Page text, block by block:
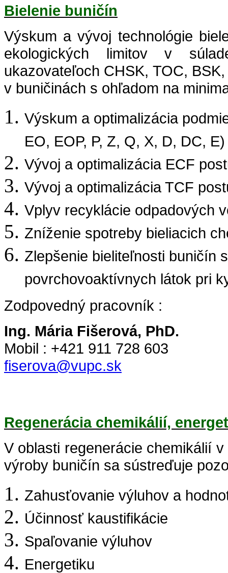
Bielenie buničín
Výskum a vývoj technológie
ekologických limitov v
ukazovateľoch CHSK, TOC,
v buničinách s ohľadom na
Výskum a optimalizácia
EO, EOP, P, Z, Q, X, D, DC, E)
Vývoj a optimalizácia ECF
Vývoj a optimalizácia TCF
Vplyv recyklácie odpadových
Zníženie spotreby bieliacich
Zlepšenie bieliteľnosti buničín
povrchovoaktívnych látok pri
Zodpovedný pracovník :
Ing. Mária Fišerová, PhD.
Mobil : +421 911 728 603
fiserova@vupc.sk
Regenerácia chemikálií,
V oblasti regenerácie chemikálií
výroby buničín sa sústreďuje
Zahusťovanie výluhov a
Účinnosť kaustifikácie
Spaľovanie výluhov
Energetiku